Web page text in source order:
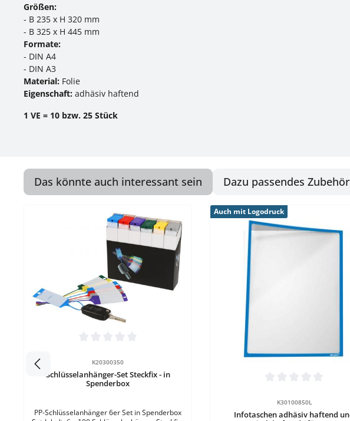
Größen:
- B 235 x H 320 mm
- B 325 x H 445 mm
Formate:
- DIN A4
- DIN A3
Material: Folie
Eigenschaft: adhäsiv haftend
1 VE = 10 bzw. 25 Stück
Das könnte auch interessant sein Dazu passendes Zubehör
Produktgalerie überspringen
Produkt Anzahl: Gib den gewünschten Wert
K20300350
Schlüsselanhänger-Set Steckfix - in
Spenderbox
PP-Schlüsselanhänger 6er Set in Spenderbox
Auch mit Logodruck
K30100850L
Infotaschen adhäsiv haftend